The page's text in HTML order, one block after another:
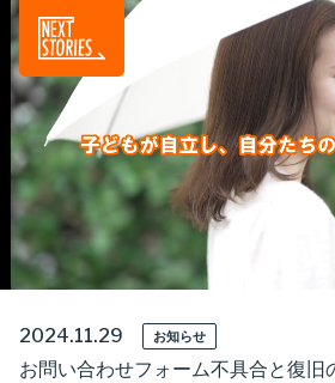
2024.11.29 お知らせ
お問い合わせフォーム不具合と復旧